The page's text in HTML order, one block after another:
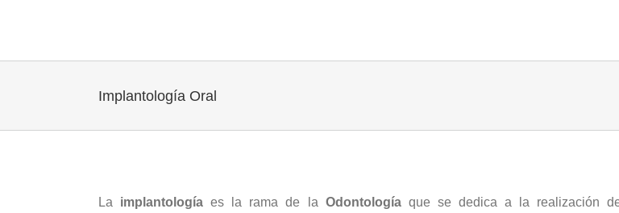
Implantología Oral
La implantología es la rama de la Odontologíaque se dedica a la realización de